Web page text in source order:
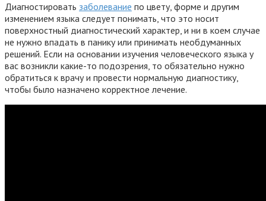
Диагностировать заболевание по цвету, форме и другим
изменением языка следует понимать, что это носит
поверхностный диагностический характер, и ни в коем случае
не нужно впадать в панику или принимать необдуманных
решений. Если на основании изучения человеческого языка у
вас возникли какие-то подозрения, то обязательно нужно
обратиться к врачу и провести нормальную диагностику,
чтобы было назначено корректное лечение.